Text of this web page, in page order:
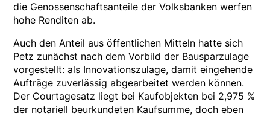
die Genossenschaftsanteile der Volksbanken werfen
hohe Renditen ab.
Auch den Anteil aus öffentlichen Mitteln hatte sich
Petz zunächst nach dem Vorbild der Bausparzulage
vorgestellt: als Innovationszulage, damit eingehende
Aufträge zuverlässig abgearbeitet werden können.
Der Courtagesatz liegt bei Kaufobjekten bei 2,975 %
der notariell beurkundeten Kaufsumme, doch eben